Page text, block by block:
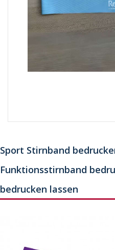
Sport Stirnband
Funktionsstirnband
bedrucken lassen